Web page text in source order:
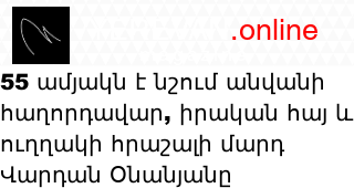
.online
55 ամյակն է նշում անվանի
հաղորդավար, իրական հայ և
ուղղակի հրաշալի մարդ
Վարդան Օնանյանը